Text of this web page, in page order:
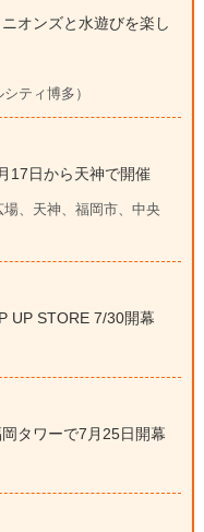
オンズと水遊びを楽し
ティ博多）
17日から天神で開催
、天神、福岡市、中央
UP STORE 7/30開幕
タワーで7月25日開幕